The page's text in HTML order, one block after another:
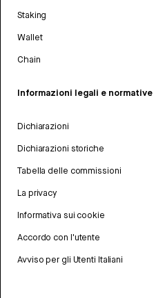
Staking
Wallet
Chain
Informazioni legali e normative
Dichiarazioni
Dichiarazioni storiche
Tabella delle commissioni
La privacy
Informativa sui cookie
Accordo con l'utente
Avviso per gli Utenti Italiani